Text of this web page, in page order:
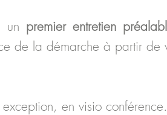
un premier entretien
de la démarche à partir de
en visio conférence.